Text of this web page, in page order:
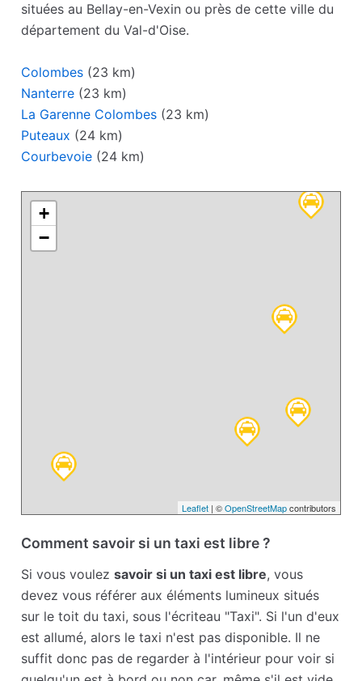
situées au Bellay-en-Vexin ou près de cette ville du
département du Val-d'Oise.
Colombes (23 km)
Nanterre (23 km)
La Garenne Colombes (23 km)
Puteaux (24 km)
Courbevoie (24 km)
+
−
Leaflet| ©OpenStreetMapcontributors
Comment savoir si un taxi est libre ?
Si vous voulezsavoir si un taxi est libre, vous
devez vous référer aux éléments lumineux situés
sur le toit du taxi, sous l'écriteau "Taxi". Si l'un d'eux
est allumé, alors le taxi n'est pas disponible. Il ne
suffit donc pas de regarder à l'intérieur pour voir si